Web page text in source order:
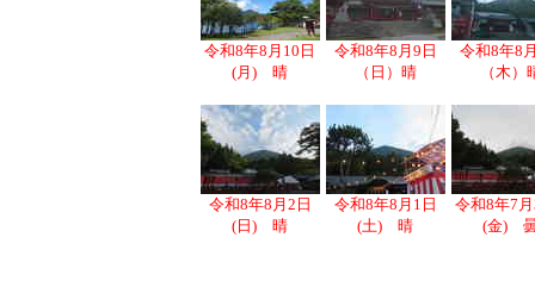
令和8年8月10日
(月) 晴
令和8年8月9日
（日）晴
令和8年8
（木）
令和8年8月2日
(日) 晴
令和8年8月1日
(土) 晴
令和8年7
(金)